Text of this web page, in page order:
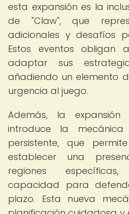
esta expansión es la
de "Claw", que
adicionales y desafíos
Estos eventos obligan
adaptar sus
añadiendo un elemento
urgencia al juego.
Además, la
introduce la
persistente, que
establecer una
regiones
capacidad para
plazo. Esta nueva